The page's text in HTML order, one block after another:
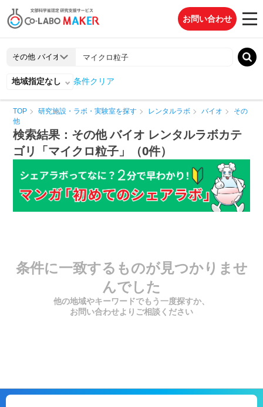
お問い合わせ
地域指定なし 条件クリア
TOP 研究施設・ラボ・実験室を探す レンタルラボ バイオ
その
他
検索結果：その他 バイオ レンタルラボカテ
ゴリ「マイクロ粒子」（0件）
条件に一致するものが見つかりませ
んでした
他の地域やキーワードでもう一度探すか、
お問い合わせよりご相談ください